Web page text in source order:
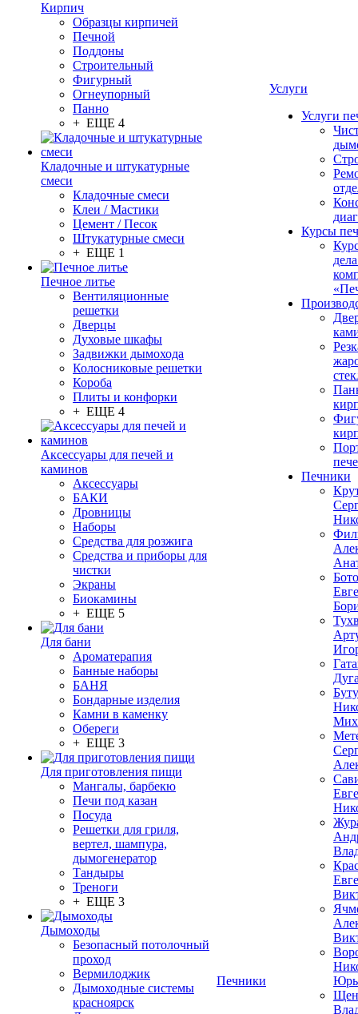
Кирпич
Образцы кирпичей
Печной
Поддоны
Строительный
Фигурный
Огнеупорный
Панно
+ ЕЩЕ 4
Кладочные и штукатурные
смеси
Кладочные смеси
Клеи / Мастики
Цемент / Песок
Штукатурные смеси
+ ЕЩЕ 1
Печное литье
Вентиляционные
решетки
Дверцы
Духовые шкафы
Задвижки дымохода
Колосниковые решетки
Короба
Плиты и конфорки
+ ЕЩЕ 4
Аксессуары для печей и
каминов
Аксессуары
БАКИ
Дровницы
Наборы
Средства для розжига
Средства и приборы для
чистки
Экраны
Биокамины
+ ЕЩЕ 5
Для бани
Ароматерапия
Банные наборы
БАНЯ
Бондарные изделия
Камни в каменку
Обереги
+ ЕЩЕ 3
Для приготовления пищи
Мангалы, барбекю
Печи под казан
Посуда
Решетки для гриля,
вертел, шампура,
дымогенератор
Тандыры
Треноги
+ ЕЩЕ 3
Дымоходы
Безопасный потолочный
проход
Вермилоджик
Дымоходные системы
красноярск
Печники
Услуги
Услуги
Курсы
Печники